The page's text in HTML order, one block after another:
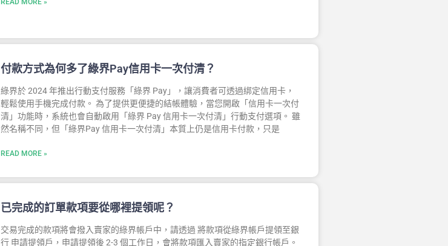
READ MORE »
付款方式為何多了綠界Pay信用卡一次付清？
綠界於 2024 年推出行動支付服務「綠界 Pay」，讓消費者可透過綁定信用卡，
輕鬆使用手機完成付款。 為了提供更便捷的結帳體驗，當您開啟「信用卡一次付
清」功能時，系統也會自動啟用「綠界 Pay 信用卡一次付清」行動支付選項。 雖
然名稱不同，但「綠界Pay 信用卡一次付清」本質上仍是信用卡付款，只是
READ MORE »
已完成的訂單款項要從哪裡提領呢？
交易完成的款項將會撥入賣家的綠界帳戶中，請透過 將款項從綠界帳戶提領至銀
行 申請提領戶，申請提領後 2-3 個工作日，會將款項匯入賣家的指定銀行帳戶。